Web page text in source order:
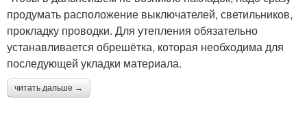
продумать расположение выключателей, светильников,
прокладку проводки. Для утепления обязательно
устанавливается обрешётка, которая необходима для
последующей укладки материала.
читать дальше →